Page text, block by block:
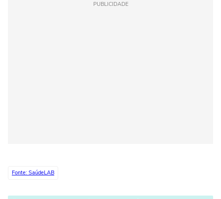
PUBLICIDADE
Fonte: SaúdeLAB